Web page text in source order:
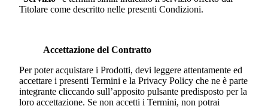
Titolare come descritto nelle presenti Condizioni.
Accettazione del Contratto
Per poter acquistare i Prodotti, devi leggere attentamente ed
accettare i presenti Termini e la Privacy Policy che ne è parte
integrante cliccando sull’apposito pulsante predisposto per la
loro accettazione. Se non accetti i Termini, non potrai